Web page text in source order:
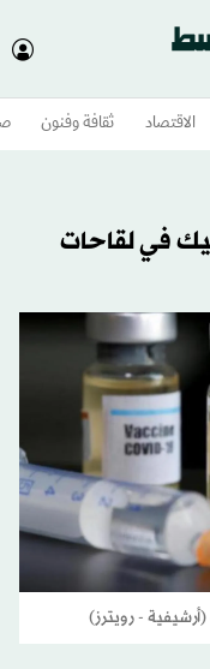
الاقتصاد ثقافة وفنون
في لقاحات